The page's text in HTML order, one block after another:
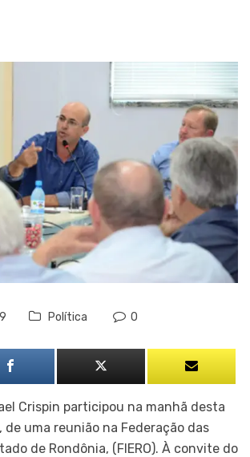
Política 0
Crispin participou na manhã desta
uma reunião na Federação das
de Rondônia, (FIERO). À convite do